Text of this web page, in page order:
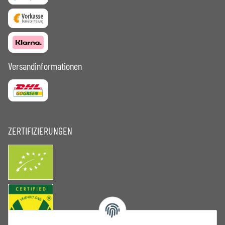
Versandinformationen
ZERTIFIZIERUNGEN